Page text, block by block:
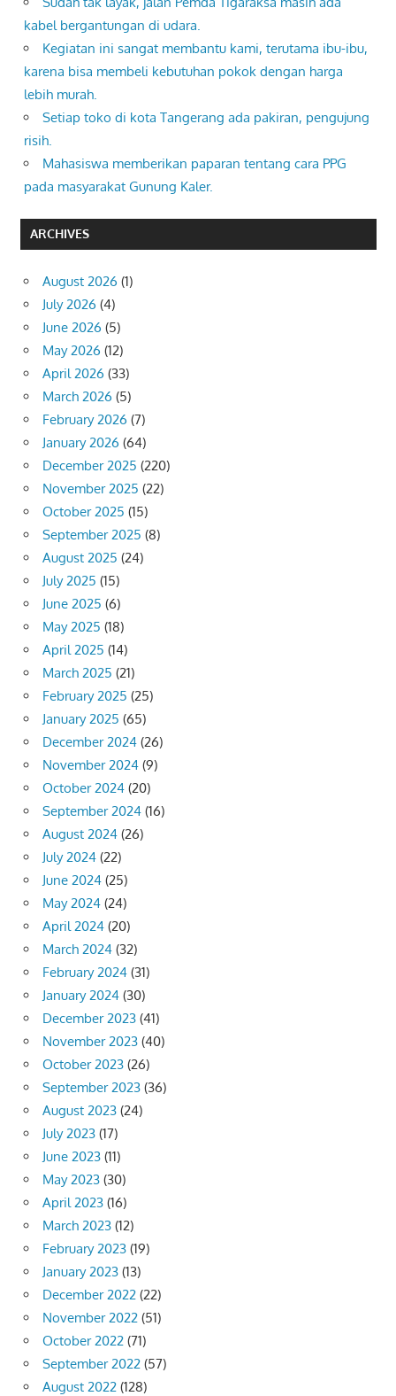
kabel bergantungan di udara.
Kegiatan ini sangat membantu kami, terutama ibu-ibu,
karena bisa membeli kebutuhan pokok dengan harga
lebih murah.
Setiap toko di kota Tangerang ada pakiran, pengujung
risih.
Mahasiswa memberikan paparan tentang cara PPG
pada masyarakat Gunung Kaler.
ARCHIVES
August 2026 (1)
July 2026 (4)
June 2026 (5)
May 2026 (12)
April 2026 (33)
March 2026 (5)
February 2026 (7)
January 2026 (64)
December 2025 (220)
November 2025 (22)
October 2025 (15)
September 2025 (8)
August 2025 (24)
July 2025 (15)
June 2025 (6)
May 2025 (18)
April 2025 (14)
March 2025 (21)
February 2025 (25)
January 2025 (65)
December 2024 (26)
November 2024 (9)
October 2024 (20)
September 2024 (16)
August 2024 (26)
July 2024 (22)
June 2024 (25)
May 2024 (24)
April 2024 (20)
March 2024 (32)
February 2024 (31)
January 2024 (30)
December 2023 (41)
November 2023 (40)
October 2023 (26)
September 2023 (36)
August 2023 (24)
July 2023 (17)
June 2023 (11)
May 2023 (30)
April 2023 (16)
March 2023 (12)
February 2023 (19)
January 2023 (13)
December 2022 (22)
November 2022 (51)
October 2022 (71)
September 2022 (57)
August 2022 (128)